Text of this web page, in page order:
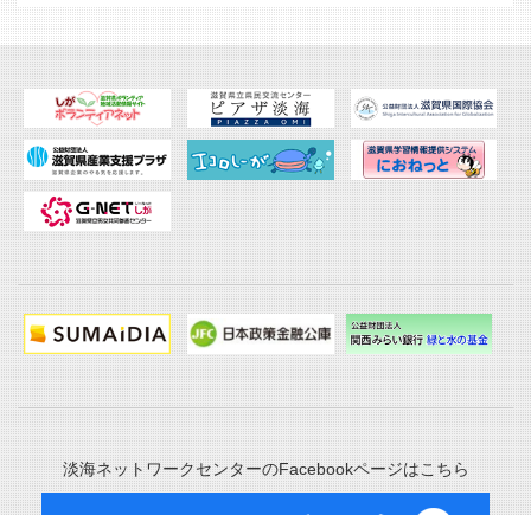
淡海ネットワークセンターのFacebookページはこちら